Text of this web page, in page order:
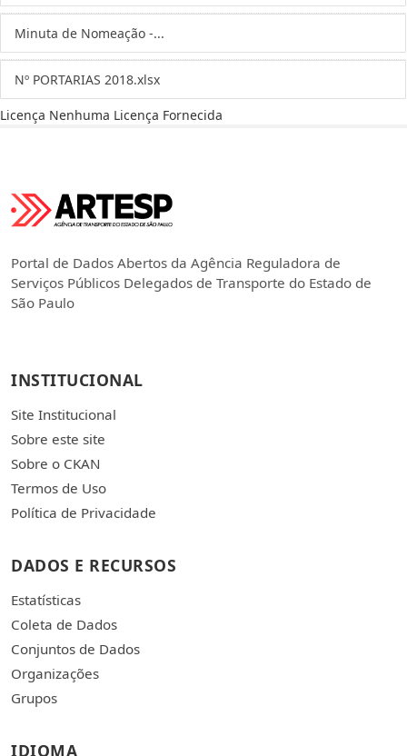
Minuta de Nomeação -...
Nº PORTARIAS 2018.xlsx
Licença Nenhuma Licença Fornecida
Portal de Dados Abertos da Agência Reguladora de
Serviços Públicos Delegados de Transporte do Estado de
São Paulo
INSTITUCIONAL
Site Institucional
Sobre este site
Sobre o CKAN
Termos de Uso
Política de Privacidade
DADOS E RECURSOS
Estatísticas
Coleta de Dados
Conjuntos de Dados
Organizações
Grupos
IDIOMA